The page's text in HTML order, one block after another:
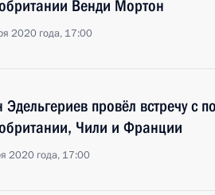
Венди Мортон
2020 года, 17:00
Эдельгериев провёл встречу с
Чили и Франции
2020 года, 17:00